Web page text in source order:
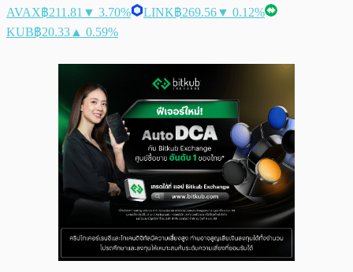
AVAX฿211.81 ▼ 3.70% LINK฿269.56▼ 0.12%
KUB฿20.33 ▲ 0.59%